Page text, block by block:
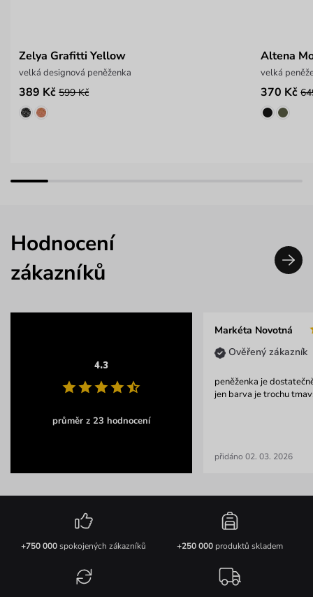
Zelya Grafitti Yellow
velká designová peněženka
389 Kč 599 Kč
Altena
velká
370 Kč
Hodnocení
zákazníků
4.3
průměr z 23 hodnocení
Markéta Novotná
Ověřený zákazník
peněženka je
jen barva je trochu
přidáno 02. 03. 2026
+750 000spokojených zákazníků +250 000produktů skladem